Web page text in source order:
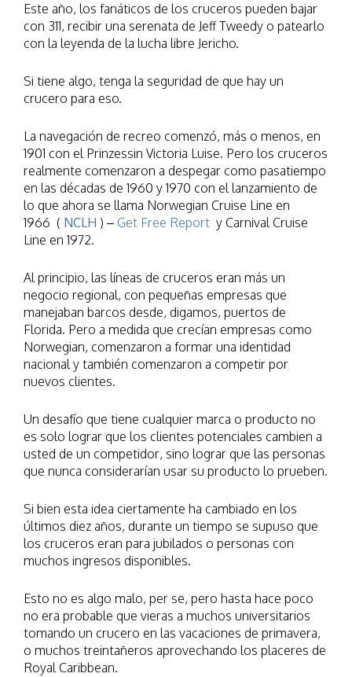
Este año, los fanáticos de los cruceros pueden bajar
con 311, recibir una serenata de Jeff Tweedy o patearlo
con la leyenda de la lucha libre Jericho.
Si tiene algo, tenga la seguridad de que hay un
crucero para eso.
La navegación de recreo comenzó, más o menos, en
1901 con el Prinzessin Victoria Luise. Pero los cruceros
realmente comenzaron a despegar como pasatiempo
en las décadas de 1960 y 1970 con el lanzamiento de
lo que ahora se llama Norwegian Cruise Line en
1966 ( NCLH ) – Get Free Report y Carnival Cruise
Line en 1972.
Al principio, las líneas de cruceros eran más un
negocio regional, con pequeñas empresas que
manejaban barcos desde, digamos, puertos de
Florida. Pero a medida que crecían empresas como
Norwegian, comenzaron a formar una identidad
nacional y también comenzaron a competir por
nuevos clientes.
Un desafío que tiene cualquier marca o producto no
es solo lograr que los clientes potenciales cambien a
usted de un competidor, sino lograr que las personas
que nunca considerarían usar su producto lo prueben.
Si bien esta idea ciertamente ha cambiado en los
últimos diez años, durante un tiempo se supuso que
los cruceros eran para jubilados o personas con
muchos ingresos disponibles.
Esto no es algo malo, per se, pero hasta hace poco
no era probable que vieras a muchos universitarios
tomando un crucero en las vacaciones de primavera,
o muchos treintañeros aprovechando los placeres de
Royal Caribbean.